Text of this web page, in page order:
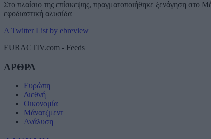
Στο πλαίσιο της επίσκεψης, πραγματοποιήθηκε ξενάγηση στο
εφοδιαστική αλυσίδα
A Twitter List by ebreview
EURACTIV.com - Feeds
ΑΡΘΡΑ
Ευρώπη
Διεθνή
Οικονομία
Μάνατζμεντ
Ανάλυση